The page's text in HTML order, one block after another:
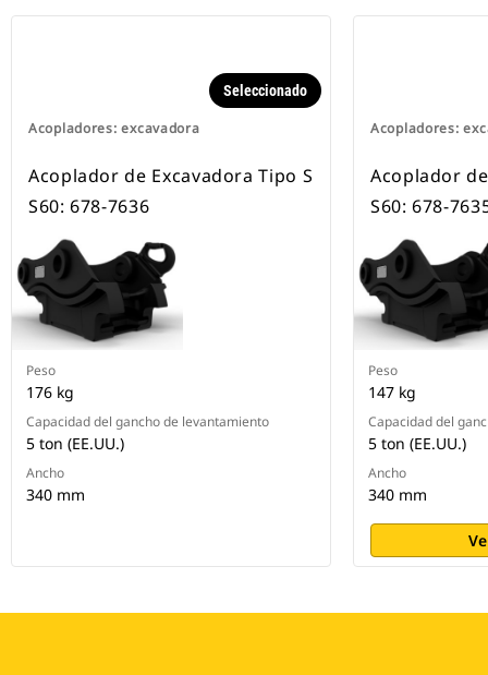
Acopladores: excavadora
Seleccionado
Acoplador de Excavadora Tipo S
S60: 678-7636
Peso
176 kg
Capacidad del gancho de levantamiento
5 ton (EE.UU.)
Ancho
340 mm
Acopladores:
Acoplador
S60: 678-
Peso
147 kg
Capacidad del
5 ton (EE.UU.)
Ancho
340 mm